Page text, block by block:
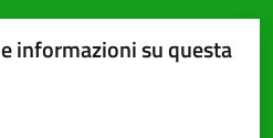
informazioni su questa